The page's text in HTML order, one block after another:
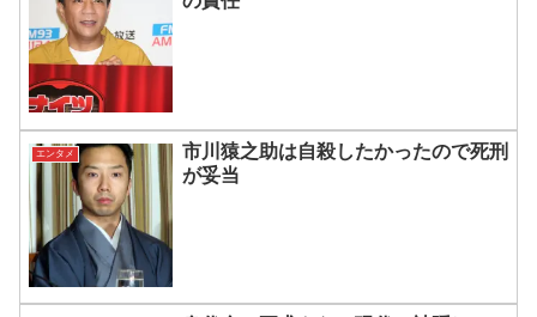
エンタメ
市川猿之助は自殺したかったので死刑
が妥当